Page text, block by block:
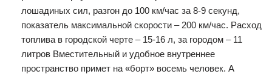
лошадиных сил, разгон до 100 км/час за 8-9 секунд,
показатель максимальной скорости – 200 км/час. Расход
топлива в городской черте – 15-16 л, за городом – 11
литров Вместительный и удобное внутреннее
пространство примет на «борт» восемь человек. А